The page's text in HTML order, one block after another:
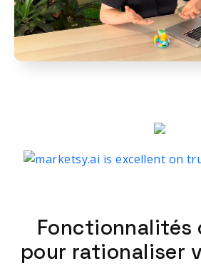
Fonctionnalités
pour rationaliser